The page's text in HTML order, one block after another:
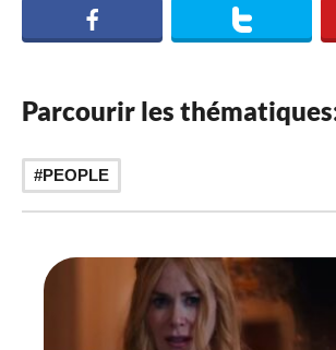
Parcourir les
PEOPLE